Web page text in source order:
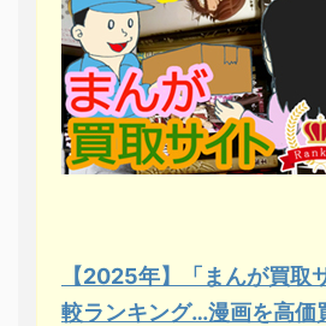
【2025年】「まんが買取
較ランキング…漫画を高価